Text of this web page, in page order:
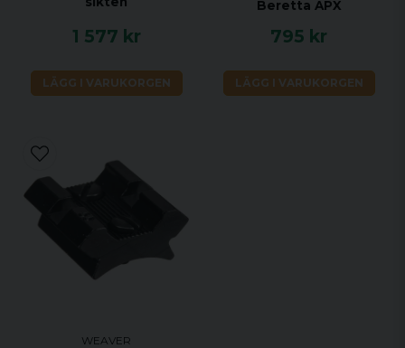
1 577 kr
LÄGG I VARUKORGEN
Beretta APX
795 kr
LÄGG I VARUKORGEN
WEAVER